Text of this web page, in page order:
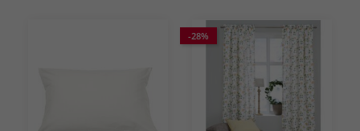
-28%